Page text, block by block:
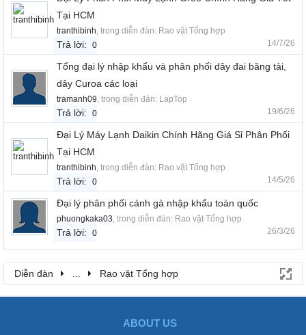
Tại HCM
tranthibinh, trong diễn đàn: Rao vặt Tổng hợp
Trả lời: 0 14/7/26
Tổng đại lý nhập khẩu và phân phối dây đai băng tải,
dây Curoa các loại
tramanh09, trong diễn đàn: LapTop
Trả lời: 0 19/6/26
Đại Lý Máy Lạnh Daikin Chính Hãng Giá Sỉ Phân Phối
Tại HCM
tranthibinh, trong diễn đàn: Rao vặt Tổng hợp
Trả lời: 0 14/5/26
Đại lý phân phối cánh gà nhập khẩu toàn quốc
phuongkaka03, trong diễn đàn: Rao vặt Tổng hợp
Trả lời: 0 26/3/26
Diễn đàn ... Rao vặt Tổng hợp
ABOUT US